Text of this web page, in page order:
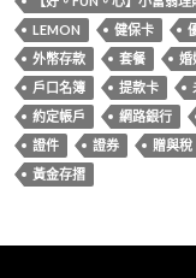
LEMON
健保卡
外幣存款
套餐 婚
戶口名簿
提款卡
約定帳戶
網路銀行
證件
證券 贈與稅
黃金存摺